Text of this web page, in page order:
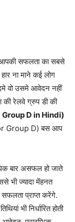
सफलता का सबसे
ना माने कई लोग
वो उसमे आवेदन नहीं
रेलवे ग्रुप डी की
D in Hindi)
Group D) बस आप
बार असफल हो जाते
भी ज्यादा मेंहनत
प्राप्त करेंगे.
भी निर्धारित होती